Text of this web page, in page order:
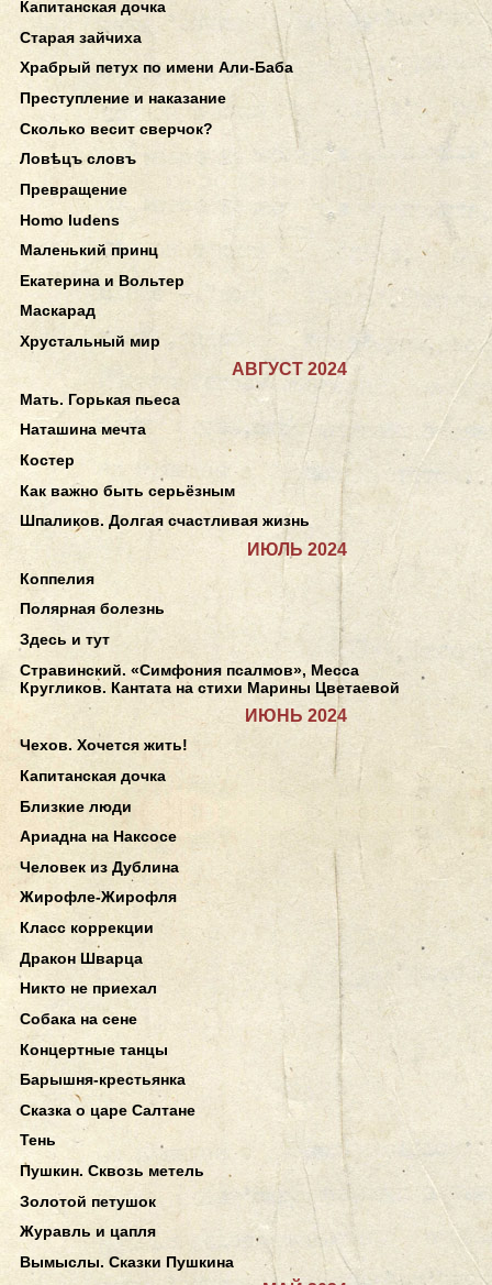
Капитанская дочка
Старая зайчиха
Храбрый петух по имени Али-Баба
Преступление и наказание
Сколько весит сверчок?
Ловѣцъ словъ
Превращение
Homo ludens
Маленький принц
Екатерина и Вольтер
Маскарад
Хрустальный мир
АВГУСТ 2024
Мать. Горькая пьеса
Наташина мечта
Костер
Как важно быть серьёзным
Шпаликов. Долгая счастливая жизнь
ИЮЛЬ 2024
Коппелия
Полярная болезнь
Здесь и тут
Стравинский. «Симфония псалмов», Месса
Кругликов. Кантата на стихи Марины Цветаевой
ИЮНЬ 2024
Чехов. Хочется жить!
Капитанская дочка
Близкие люди
Ариадна на Наксосе
Человек из Дублина
Жирофле-Жирофля
Класс коррекции
Дракон Шварца
Никто не приехал
Собака на сене
Концертные танцы
Барышня-крестьянка
Сказка о царе Салтане
Тень
Пушкин. Сквозь метель
Золотой петушок
Журавль и цапля
Вымыслы. Сказки Пушкина